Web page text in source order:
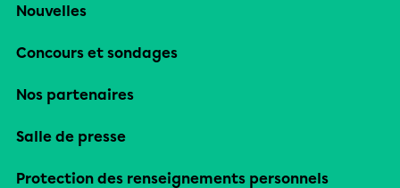
Nouvelles
Concours et sondages
Nos partenaires
Salle de presse
Protection des renseignements personnels